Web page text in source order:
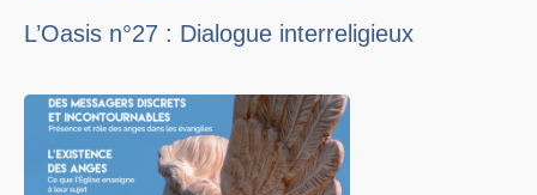
L’Oasis n°27 : Dialogue interreligieux